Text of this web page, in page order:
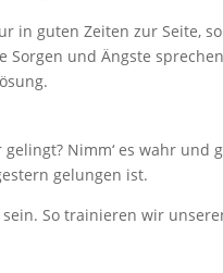
in guten Zeiten zur Seite,
und Ängste
Nimm‘ es wahr
gelungen ist.
So trainieren wir